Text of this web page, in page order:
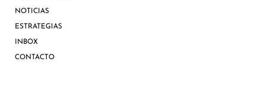
NOTICIAS
ESTRATEGIAS
INBOX
CONTACTO